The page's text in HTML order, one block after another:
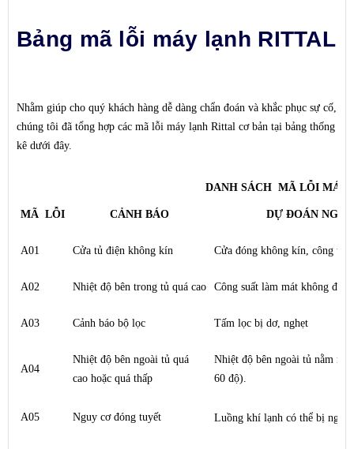
Bảng mã lỗi máy lạnh RITTAL
Nhằm giúp cho quý khách hàng dễ dàng chẩn đoán và khắc phục sự cố,
chúng tôi đã tổng hợp các mã lỗi máy lạnh Rittal cơ bản tại bảng thống
kê dưới đây.
DANH SÁCH MÃ LỖI MÁY
MÃ LỖI CẢNH BÁO DỰ ĐOÁN
A01 Cửa tủ điện không kín Cửa đóng không kín, công tắc
A02 Nhiệt độ bên trong tủ quá cao Công suất làm mát không đủ
A03 Cảnh báo bộ lọc Tấm lọc bị dơ, nghẹt
A04
Nhiệt độ bên ngoài tủ quá
cao hoặc quá thấp
Nhiệt độ bên ngoài tủ nằm
60 độ).
A05 Nguy cơ đóng tuyết Luồng khí lạnh có thể bị nghẽn